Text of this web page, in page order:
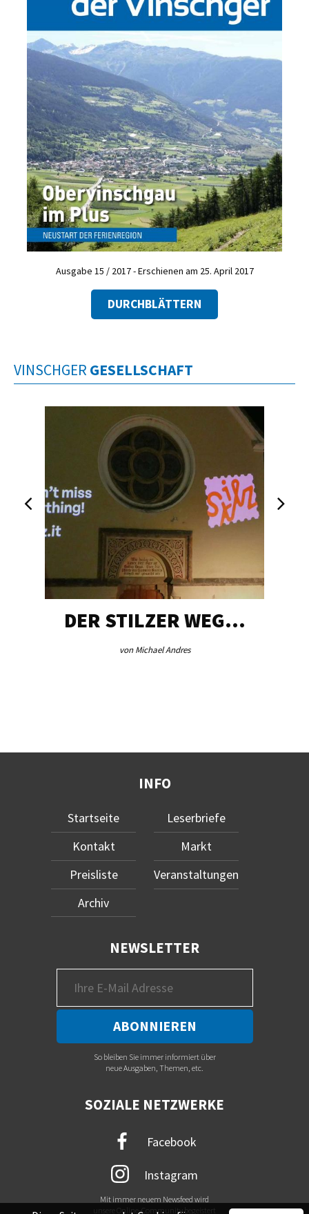
Ausgabe 15 / 2017 - Erschienen am 25. April 2017
DURCHBLÄTTERN
VINSCHGER GESELLSCHAFT
DER STILZER WEG…
von Michael Andres
INFO
Startseite
Kontakt
Preisliste
Archiv
Leserbriefe
Markt
Veranstaltungen
NEWSLETTER
So bleiben Sie immer informiert über
neue Ausgaben, Themen, etc.
SOZIALE NETZWERKE
Facebook
Instagram
Mit immer neuem Newsfeed wird
unsere Online-Community begeistert